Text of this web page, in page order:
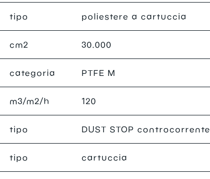
tipo poliestere a cartuccia
cm2 30.000
categoria PTFE M
m3/m2/h 120
tipo DUST STOP controcorrente
tipo cartuccia